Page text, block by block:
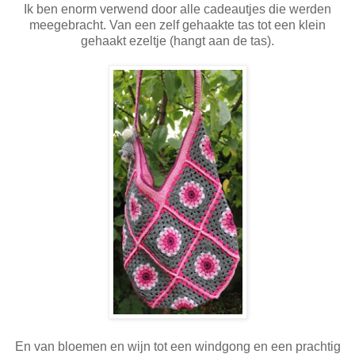
Ik ben enorm verwend door alle cadeautjes die werden
meegebracht. Van een zelf gehaakte tas tot een klein
gehaakt ezeltje (hangt aan de tas).
En van bloemen en wijn tot een windgong en een prachtig